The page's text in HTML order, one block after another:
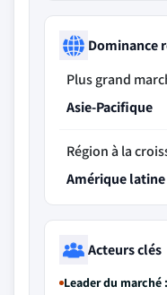
Dominance
Plus grand
Asie-Pacifique
Région à la
Amérique latine
Acteurs clés
Leader du marché :